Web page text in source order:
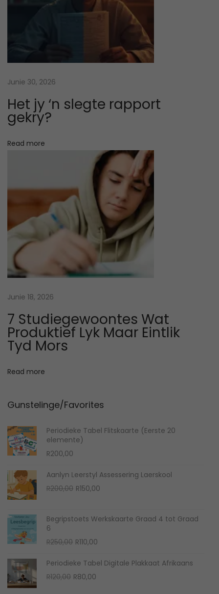
G
e
s
o
a
T
a
h
i
n
t
F
u
Junie 30, 2026
Het jy ‘n slegte rapport
gekry?
Read more
Junie 18, 2026
7 Studiegewoontes Wat
Produktief Lyk Maar Eintlik
Tyd Mors
Read more
Gunstelinge/Favorites
Periodieke Tabel Flitskaarte (Eerste 20
elemente)
R200,00
Aanlyn Leerstyl Assessering Laerskool
R200,00 R150,00
Begripstoets Werkskaarte Graad 4 tot Graad
6
R250,00 R110,00
Periodieke Tabel Digitale Plakkaat Afrikaans
R120,00 R80,00